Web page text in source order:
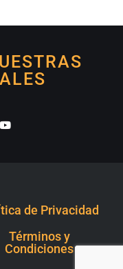
de Privacidad
Términos y
Condiciones